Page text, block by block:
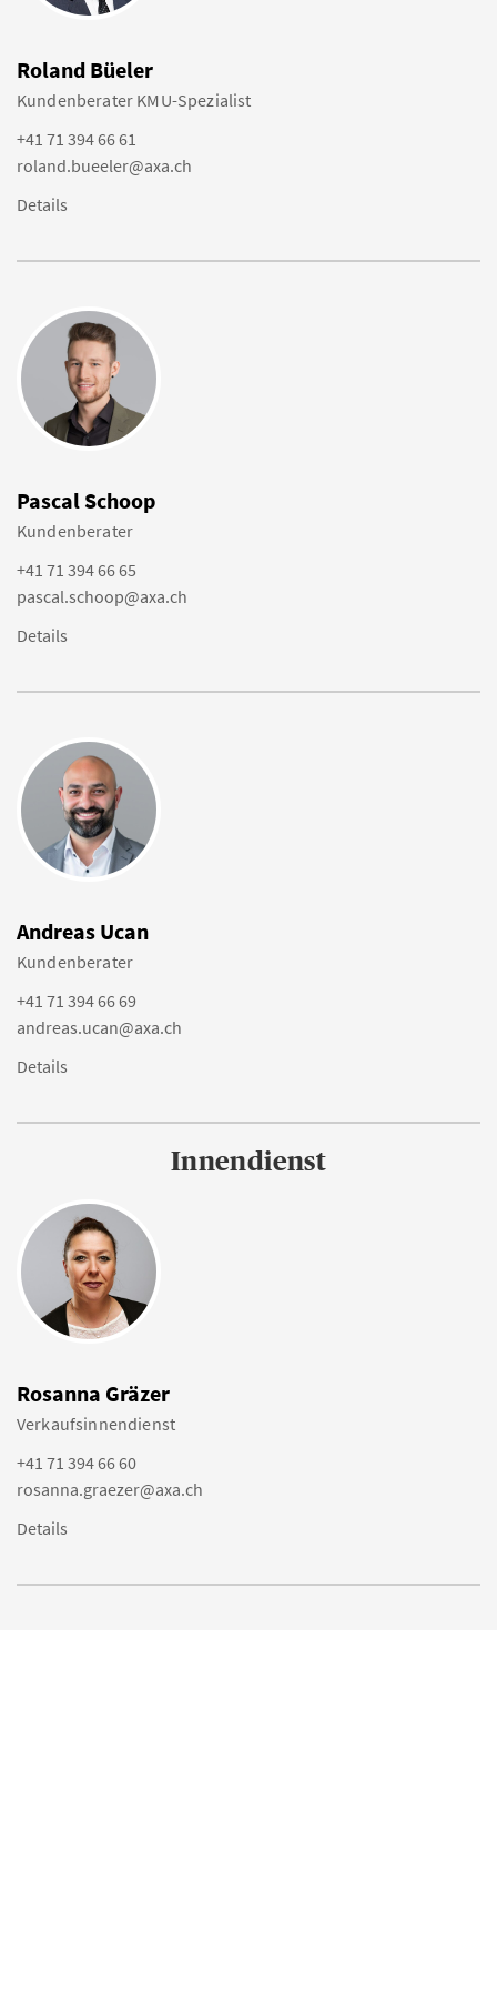
Roland Büeler
Kundenberater KMU-Spezialist
+41 71 394 66 61
roland.bueeler@axa.ch
Details
Pascal Schoop
Kundenberater
+41 71 394 66 65
pascal.schoop@axa.ch
Details
Andreas Ucan
Kundenberater
+41 71 394 66 69
andreas.ucan@axa.ch
Details
Innendienst
Rosanna Gräzer
Verkaufsinnendienst
+41 71 394 66 60
rosanna.graezer@axa.ch
Details